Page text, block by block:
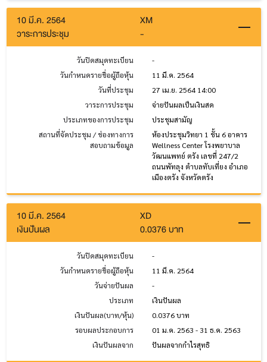
10 มี.ค. 2564
XM
วาระการประชุม
-
วันปิดสมุดทะเบียน
-
วันกำหนดรายชื่อผู้ถือหุ้น
11 มี.ค. 2564
วันที่ประชุม
27 เม.ย. 2564 14:00
วาระการประชุม
จ่ายปันผลเป็นเงินสด
ประเภทของการประชุม
ประชุมสามัญ
สถานที่จัดประชุม / ช่องทางการ
สอบถามข้อมูล
ห้องประชุมวิทยา 1 ชั้น 6 อาคาร
Wellness Center โรงพยาบาล
วัฒนแพทย์ ตรัง เลขที่ 247/2
ถนนพัทลุง ตำบลทับเที่ยง อำเภอ
เมืองตรัง จังหวัดตรัง
10 มี.ค. 2564
XD
เงินปันผล
0.0376 บาท
วันปิดสมุดทะเบียน
-
วันกำหนดรายชื่อผู้ถือหุ้น
11 มี.ค. 2564
วันจ่ายปันผล
-
ประเภท
เงินปันผล
เงินปันผล(บาท/หุ้น)
0.0376 บาท
รอบผลประกอบการ
01 ม.ค. 2563 - 31 ธ.ค. 2563
เงินปันผลจาก
ปันผลจากกำไรสุทธิ